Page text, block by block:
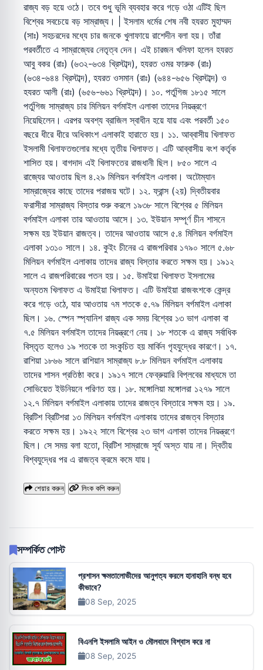
রাজ্য বড় হয়ে ওঠে। তবে শুধু ভূমি ব্যবহার করে গড়ে ওঠা এটিই ছিল
বিশ্বের সবচেয়ে বড় সাম্রাজ্য। | ইসলাম ধর্মের শেষ নবী হযরত মুহাম্মদ
(সাঃ) সহচরদের মধ্যে চার জনকে খুলাফায়ে রাশেদীন বলা হয়। তাঁরা
পরবর্তীতে এ সাম্রাজ্যের নেতৃত্ব দেন। এই চারজন খলিফা হলেন হযরত
আবু বকর (রাঃ) (৬৩২-৬৩৪ খ্রিস্টাব্দ), হযরত ওমর ফারুক (রাঃ)
(৬৩৪-৬৪৪ খ্রিস্টাব্দ), হযরত ওসমান (রাঃ) (৬৪৪-৬৫৬ খ্রিস্টাব্দ) ও
হযরত আলী (রাঃ) (৬৫৬-৬৬১ খ্রিস্টাব্দ)। ১০. পর্তুগিজ ১৮১৫ সালে
পর্তুগিজ সাম্রাজ্য চার মিলিয়ন বর্গমাইল এলাকা তাদের নিয়ন্ত্রণে
নিয়েছিলেন। এরপর অবশ্য ব্রাজিল স্বাধীন হয়ে যায় এবং পরবর্তী ১৫০
বছরে ধীরে ধীরে অধিকাংশ এলাকাই হারাতে হয়। ১১. আব্বাসীয় খিলাফত
ইসলামী খিলাফতগুলোর মধ্যে তৃতীয় খিলাফত। এটি আব্বাসীয় বংশ কর্তৃক
শাসিত হয়। বাগদাদ এই খিলাফতের রাজধানী ছিল। ৮৫০ সালে এ
রাজ্যের আওতায় ছিল ৪.২৯ মিলিয়ন বর্গমাইল এলাকা। অটোম্যান
সাম্রাজ্যের কাছে তাদের পরাজয় ঘটে। ১২. ফ্রান্স (২য়) দ্বিতীয়বার
ফরাসীরা সাম্রাজ্য বিস্তার শুরু করলে ১৯৩৮ সালে বিশ্বের ৫ মিলিয়ন
বর্গমাইল এলাকা তার আওতায় আসে। ১৩. ইউয়ান সম্পূর্ণ চীন শাসনে
সক্ষম হয় ইউয়ান রাজত্ব। তাদের আওতায় আসে ৫.৪ মিলিয়ন বর্গমাইল
এলাকা ১৩১০ সালে। ১৪. কুইং চীনের এ রাজপরিবার ১৭৯০ সালে ৫.৬৮
মিলিয়ন বর্গমাইল এলাকায় তাদের রাজ্য বিস্তার করতে সক্ষম হয়। ১৯১২
সালে এ রাজপরিবারের পতন হয়। ১৫. উমাইয়া খিলাফত ইসলামের
অন্যতম খিলাফত এ উমাইয়া খিলাফত। এটি উমাইয়া রাজবংশকে কেন্দ্র
করে গড়ে ওঠে, যার আওতায় ৭ম শতকে ৫.৭৯ মিলিয়ন বর্গমাইল এলাকা
ছিল। ১৬. স্পেন স্প্যানিশ রাজ্য এক সময় বিশ্বের ১৩ ভাগ এলাকা বা
৭.৫ মিলিয়ন বর্গমাইল তাদের নিয়ন্ত্রণে নেয়। ১৮ শতকে এ রাজ্য সর্বাধিক
বিস্তৃত হলেও ১৯ শতকে তা সংকুচিত হয় মার্কিন গৃহযুদ্ধের কারণে। ১৭.
রাশিয়া ১৮৬৬ সালে রাশিয়ান সাম্রাজ্য ৮.৮ মিলিয়ন বর্গমাইল এলাকায়
তাদের শাসন প্রতিষ্ঠা করে। ১৯১৭ সালে ফেব্রুয়ারি বিপ্লবের মাধ্যমে তা
সোভিয়েত ইউনিয়নে পরিণত হয়। ১৮. মঙ্গোলিয়া মঙ্গোলরা ১২৭৯ সালে
১২.৭ মিলিয়ন বর্গমাইল এলাকায় তাদের রাজত্ব বিস্তারে সক্ষম হয়। ১৯.
ব্রিটিশ ব্রিটিশরা ১৩ মিলিয়ন বর্গমাইল এলাকায় তাদের রাজত্ব বিস্তার
করতে সক্ষম হয়। ১৯২২ সালে বিশ্বের ২৩ ভাগ এলাকা তাদের নিয়ন্ত্রণে
ছিল। সে সময় বলা হতো, ব্রিটিশ সাম্রাজে সূর্য অস্ত যায় না। দ্বিতীয়
বিশ্বযুদ্ধের পর এ রাজত্ব ক্রমে কমে যায়।
শেয়ার করুন লিংক কপি করুন
সম্পর্কিত পোস্ট
প্রশাসন ক্ষমতালোভীদের আনুগত্য করলে হানাহানি বন্ধ হবে
কীভাবে?
08 Sep, 2025
বিএনপি ইসলামি আইন ও মৌলবাদে বিশ্বাস করে না
08 Sep, 2025